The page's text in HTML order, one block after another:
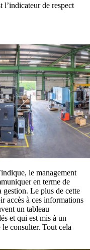
l’indicateur de respect
le management
en terme de
gestion. Le plus de cette
accès à ces informations
un tableau
et qui est mis à un
consulter. Tout cela